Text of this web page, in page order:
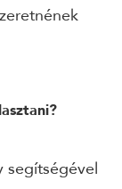
segítségével